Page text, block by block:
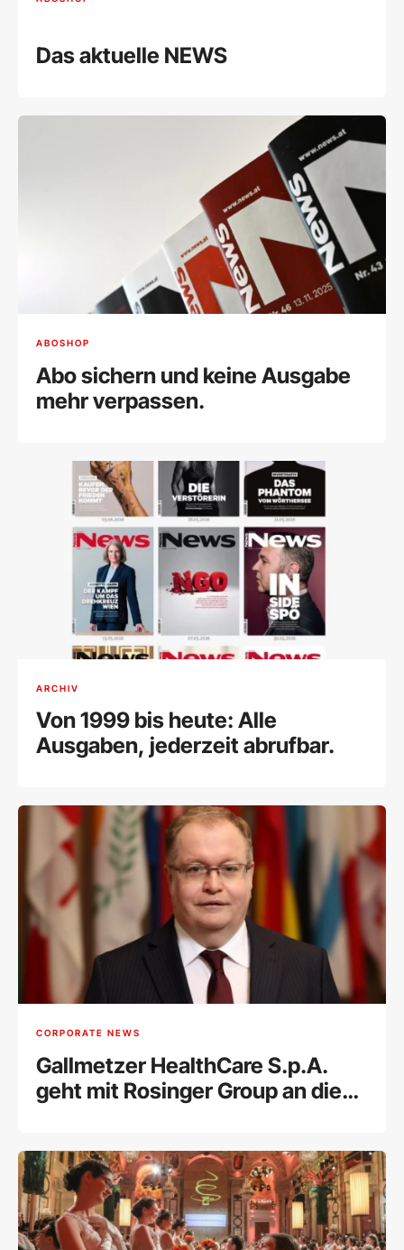
Das aktuelle NEWS
ABOSHOP
Abo sichern und keine Ausgabe
mehr verpassen.
ARCHIV
Von 1999 bis heute: Alle
Ausgaben, jederzeit abrufbar.
CORPORATE NEWS
Gallmetzer HealthCare S.p.A.
geht mit Rosinger Group an die